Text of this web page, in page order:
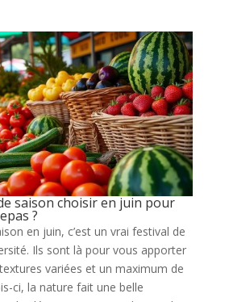
saison choisir en juin pour
?
en juin, c’est un vrai festival de
Ils sont là pour vous apporter
variées et un maximum de
ci, la nature fait une belle